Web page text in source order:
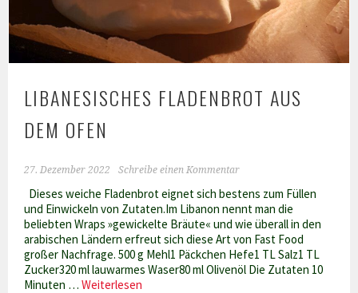
LIBANESISCHES FLADENBROT AUS
DEM OFEN
27. Dezember 2022 Schreibe einen Kommentar
Dieses weiche Fladenbrot eignet sich bestens zum Füllen
und Einwickeln von Zutaten.Im Libanon nennt man die
beliebten Wraps »gewickelte Bräute« und wie überall in den
arabischen Ländern erfreut sich diese Art von Fast Food
großer Nachfrage. 500 g Mehl1 Päckchen Hefe1 TL Salz1 TL
Zucker320 ml lauwarmes Waser80 ml Olivenöl Die Zutaten 10
Minuten …Weiterlesen